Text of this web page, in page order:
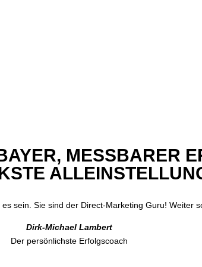
MESSBARER
es sein. Sie sind der Direct-Marketing Guru! Weiter
Dirk-Michael Lambert
Der persönlichste Erfolgscoach